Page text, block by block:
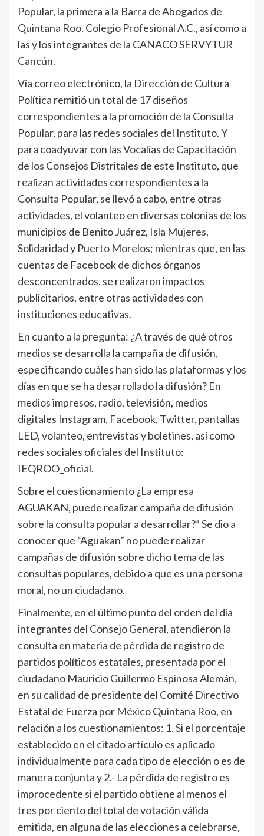
Popular, la primera a la Barra de Abogados de
Quintana Roo, Colegio Profesional A.C., así como a
las y los integrantes de la CANACO SERVYTUR
Cancún.
Vía correo electrónico, la Dirección de Cultura
Política remitió un total de 17 diseños
correspondientes a la promoción de la Consulta
Popular, para las redes sociales del Instituto. Y
para coadyuvar con las Vocalías de Capacitación
de los Consejos Distritales de este Instituto, que
realizan actividades correspondientes a la
Consulta Popular, se llevó a cabo, entre otras
actividades, el volanteo en diversas colonias de los
municipios de Benito Juárez, Isla Mujeres,
Solidaridad y Puerto Morelos; mientras que, en las
cuentas de Facebook de dichos órganos
desconcentrados, se realizaron impactos
publicitarios, entre otras actividades con
instituciones educativas.
En cuanto a la pregunta: ¿A través de qué otros
medios se desarrolla la campaña de difusión,
especificando cuáles han sido las plataformas y los
días en que se ha desarrollado la difusión? En
medios impresos, radio, televisión, medios
digitales Instagram, Facebook, Twitter, pantallas
LED, volanteo, entrevistas y boletines, así como
redes sociales oficiales del Instituto:
IEQROO_oficial.
Sobre el cuestionamiento ¿La empresa
AGUAKAN, puede realizar campaña de difusión
sobre la consulta popular a desarrollar?” Se dio a
conocer que “Aguakan” no puede realizar
campañas de difusión sobre dicho tema de las
consultas populares, debido a que es una persona
moral, no un ciudadano.
Finalmente, en el último punto del orden del día
integrantes del Consejo General, atendieron la
consulta en materia de pérdida de registro de
partidos políticos estatales, presentada por el
ciudadano Mauricio Guillermo Espinosa Alemán,
en su calidad de presidente del Comité Directivo
Estatal de Fuerza por México Quintana Roo, en
relación a los cuestionamientos: 1. Si el porcentaje
establecido en el citado artículo es aplicado
individualmente para cada tipo de elección o es de
manera conjunta y 2.- La pérdida de registro es
improcedente si el partido obtiene al menos el
tres por ciento del total de votación válida
emitida, en alguna de las elecciones a celebrarse,